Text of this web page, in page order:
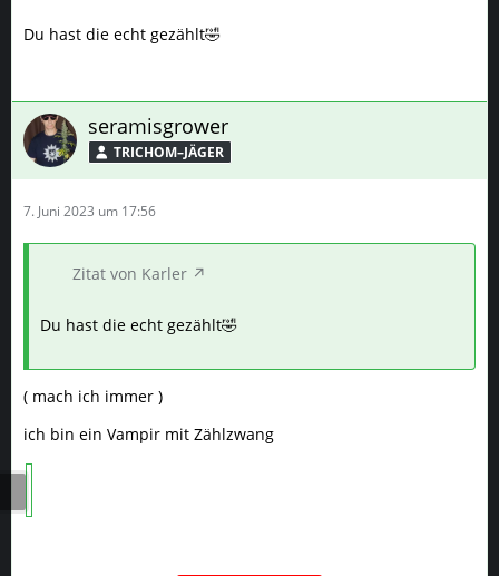
Du hast die echt gezählt🤣
seramisgrower
TRICHOM–JÄGER
7. Juni 2023 um 17:56
Zitat von Karler
Du hast die echt gezählt🤣
( mach ich immer )
ich bin ein Vampir mit Zählzwang